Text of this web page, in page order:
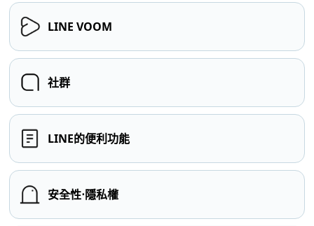
LINE VOOM
社群
LINE的便利功能
安全性⋅隱私權